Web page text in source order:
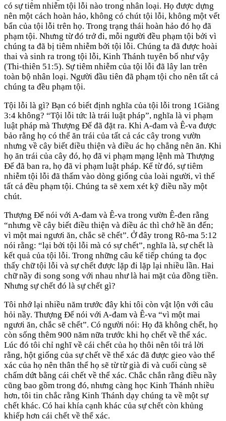
có sự tiêm nhiễm tội lỗi nào trong nhân loại. Họ được dựng
nên một cách hoàn hảo, không có chút tội lỗi, không một vết
bẩn của tội lỗi trên họ. Trong trạng thái hoàn hảo đó họ đã
phạm tội. Nhưng từ đó trở đi, mỗi người đều phạm tội bởi vì
chúng ta đã bị tiêm nhiễm bởi tội lỗi. Chúng ta đã được hoài
thai và sinh ra trong tội lỗi, Kinh Thánh tuyên bố như vậy
(Thi-thiên 51:5). Sự tiêm nhiễm của tội lỗi đã lây lan trên
toàn bộ nhân loại. Người đầu tiên đã phạm tội cho nên tất cả
chúng ta đều phạm tội.
Tội lỗi là gì? Bạn có biết định nghĩa của tội lỗi trong 1Giăng
3:4 không? “Tội lỗi tức là trái luật pháp”, nghĩa là vi phạm
luật pháp mà Thượng Đế đã đặt ra. Khi A-đam và Ê-va được
bảo rằng họ có thể ăn trái của tất cả các cây trong vườn
nhưng về cây biết điều thiện và điều ác họ chẳng nên ăn. Khi
họ ăn trái của cây đó, họ đã vi phạm mạng lệnh mà Thượng
Đế đã ban ra, họ đã vi phạm luật pháp. Kể từ đó, sự tiêm
nhiễm tội lỗi đã thấm vào dòng giống của loài người, vì thế
tất cả đều phạm tội. Chúng ta sẽ xem xét kỹ điều nầy một
chút.
Thượng Đế nói với A-đam và Ê-va trong vườn Ê-đen rằng
“nhưng về cây biết điều thiện và điều ác thì chớ hề ăn đến;
vì một mai ngươi ăn, chắc sẽ chết”. Ở đây trong Rô-ma 5:12
nói rằng: “lại bởi tội lỗi mà có sự chết”, nghĩa là, sự chết là
kết quả của tội lỗi. Trong những câu kế tiếp chúng ta đọc
thấy chữ tội lỗi và sự chết được lặp đi lặp lại nhiều lần. Hai
chữ nầy đi song song với nhau như là hai mặt của đồng tiền.
Nhưng sự chết đó là sự chết gì?
Tôi nhớ lại nhiều năm trước đây khi tôi còn vật lộn với câu
hỏi nầy. Thượng Đế nói với A-đam và Ê-va “vì một mai
ngươi ăn, chắc sẽ chết”. Có người nói: Họ đã không chết, họ
còn sống thêm 900 năm nữa trước khi họ chết về thể xác.
Lúc đó tôi chỉ nghĩ về cái chết của họ thôi nên tôi trả lời
rằng, hột giống của sự chết về thể xác đã được gieo vào thể
xác của họ nên thân thể họ sẽ từ từ già đi và cuối cùng sẽ
chấm dứt bằng cái chết về thể xác. Chắc chắn rằng điều nầy
cũng bao gồm trong đó, nhưng càng học Kinh Thánh nhiều
hơn, tôi tin chắc rằng Kinh Thánh dạy chúng ta về một sự
chết khác. Có hai khía cạnh khác của sự chết còn khủng
khiếp hơn cái chết về thể xác.